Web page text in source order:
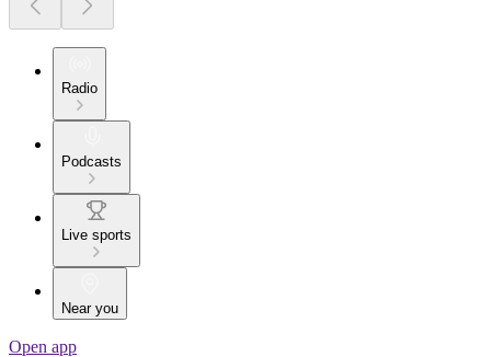
Radio
Podcasts
Live sports
Near you
Open app